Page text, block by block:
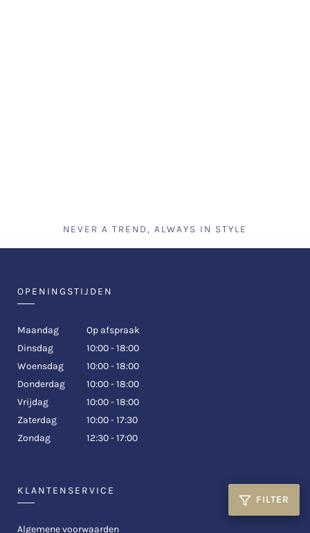
FILTER
NEVER A TREND, ALWAYS IN STYLE
OPENINGSTIJDEN
Maandag
Op afspraak
Dinsdag
10:00 - 18:00
Woensdag
10:00 - 18:00
Donderdag
10:00 - 18:00
Vrijdag
10:00 - 18:00
Zaterdag
10:00 - 17:30
Zondag
12:30 - 17:00
KLANTENSERVICE
Algemene voorwaarden